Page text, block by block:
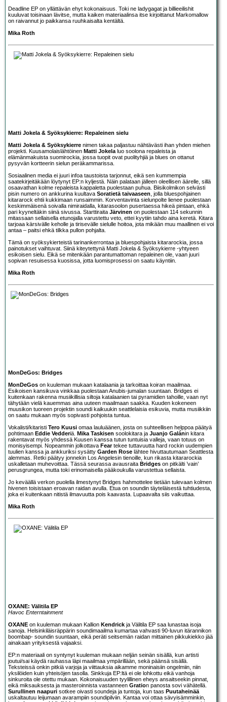
Deadline EP on yllättävän ehyt kokonaisuus. Toki ne ladygagat ja billieeilishit
kuuluvat toisinaan lävitse, mutta kaiken materiaalinsa itse kirjoittanut Markomallow
on raivannut jo paikkansa ruuhkaisalta kentältä.
Mika Roth
Matti Jokela & Syöksykierre: Repaleinen sielu
Matti Jokela & Syöksykierre nimen takaa paljastuu nähtävästi ihan yhden miehen
projekti. Kuusamolaislähtöinen Matti Jokela luo soolona repaleista ja
elämänmakuista suomirockia, jossa tuopit ovat puolityhjiä ja blues on ottanut
pysyvän kortteerin sielun peräkammarissa.
Sosiaalinen media ei juuri infoa taustoista tarjonnut, eikä sen kummempia
saatekirjeitäkään löytynyt EP:n kyljestä. Näin palataan jälleen oleellisen äärelle, sillä
osaavathan kolme repaleista kappaletta puolestaan puhua. Biisikolmikon selvästi
pisin numero on ankkurina kuultava Soratietä taivaaseen , jolla bluespohjainen
kitararock ehtii kukkimaan runsaimmin. Korventavinta sielunpolte lienee puolestaan
keskimmäisenä soivalla nimiraidalla, kitarasoolon pusertaessa hikeä pintaan, ehkä
pari kyyneltäkin siinä sivussa. Starttiraita Järvinen on puolestaan 114 sekunnin
mitassaan sellaisella etunojalla varustettu veto, ettei kyytiin tahdo aina keretä. Kitara
tarjoaa kärsivälle keholle ja tirisevälle sielulle hoitoa, jota mikään muu maallinen ei voi
antaa – paitsi ehkä tilkka pullon pohjalta.
Tämä on syöksykierteistä tarinankerrontaa ja bluespohjaista kitararockia, jossa
painotukset vaihtuvat. Siinä kiteytettynä Matti Jokela & Syöksykierre -yhtyeen
esikoisen sielu. Eikä se mitenkään parantumattoman repaleinen ole, vaan juuri
sopivan resuisessa kuosissa, jotta luomisprosessi on saatu käyntiin.
Mika Roth
MonDeGos: Bridges
MonDeGos on kuuleman mukaan katalaania ja tarkoittaa koiran maailmaa.
Esikoisen kansikuva vinkkaa puolestaan Anubis-jumalan suuntaan. Bridges ei
kuitenkaan rakenna musiikillisia siltoja katalaanien tai pyramidien tahoille, vaan nyt
tähytään vielä kauemmas aina uuteen maailmaan saakka. Kuuden kokeneen
muusikon tuoreen projektin soundi kaikuukin seattlelaisia esikuvia, mutta musiikkiin
on saatu mukaan myös sopivasti pohjoista tuntua.
Vokalisti/kitaristi Tero Kuusi omaa lauluäänen, josta on suhteellisen helppoa päätyä
pohtimaan Eddie Vedderiä. Mika Taskisen soolokitara ja Juanjo Galánin kitara
rakentavat myös yhdessä Kuusen kanssa tutun tuntuisia valleja, vaan totuus on
monisyisempi. Nopeammin jolkottava Feartekee tuttavuutta hard rockin uudempien
tuulien kanssa ja ankkuriksi sysätty Garden Rose lähtee hivuttautumaan Seattlesta
alemmas. Retki päätyy jonnekin Los Angelesin tienoille, kun rikasta kitararockia
uskalletaan muhevoittaa. Tässä seurassa avausraita Bridges on pitkälti ’vain’
perusgrungea, mutta toki erinomaisella pääkoukulla varustettua sellaista.
Jo keväällä verkon puolella ilmestynyt Bridges hahmottelee tietään tulevaan kolmen
hivenen toisistaan eroavan raidan avulla. Etua on soundin täyteläisestä tuhtiudesta,
joka ei kuitenkaan nitistä ilmavuutta pois kaavasta. Lupaavalta siis vaikuttaa.
Mika Roth
OXANE: Välitila EP
Havoc Enterntainment
OXANE on kuuleman mukaan Kallion Kendrick ja Välitila EP saa lunastaa isoja
sanoja. Helsinkiläisräppärin soundimaailma kumartaa vahvasti 90-luvun itärannikon
boombap- soundin suuntaan, eikä peräti seitsemän raidan mittainen pikkukiekko jää
ainakaan yrityksestä vajaaksi.
EP:n materiaali on syntynyt kuuleman mukaan neljän seinän sisällä, kun artisti
joutui/sai käydä rauhassa läpi maailmaa ympärillään, sekä päänsä sisällä.
Teksteissä onkin pitkiä varjoja ja viittauksia aikamme moninaisiin ongelmiin, niin
yksilöiden kuin yhteisöjen tasolla. Sinkkuja EP:ltä ei ole lohkottu eikä vanhoja
sinkuroita ole otettu mukaan. Kokonaisuuden tyylillinen eheys ansaitseekin pinnat,
eikä miksauksesta ja masteroinnista vastanneen Gration panosta sovi vähätellä.
Surullinen naapuri sotkee oivasti soundeja ja tuntoja, kun taas Puutaheinää
uskaltautuu leijumaan avarampiin soundipilviin. Kantaa voi ottaa sävyisämminkin,